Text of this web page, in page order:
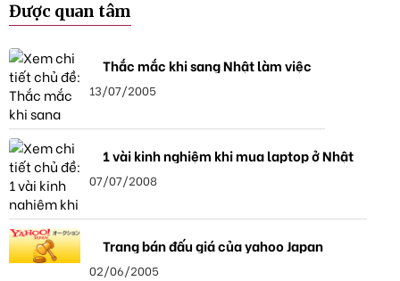
Được quan tâm
Thắc mắc khi sang Nhật làm việc
13/07/2005
1 vài kinh nghiệm khi mua laptop ở Nhật
07/07/2008
Trang bán đấu giá của yahoo Japan
02/06/2005